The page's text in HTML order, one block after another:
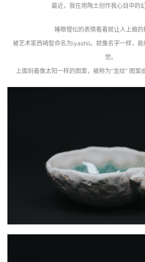
最近，我在用陶土创作我心目中的
睡眼惺忪的表情看着就让人上瘾的
被艺术家西崎智命名为iyashii。就像名字一样，
觉。
上面刻着像太阳一样的图案，被称为“龙纹” 图案